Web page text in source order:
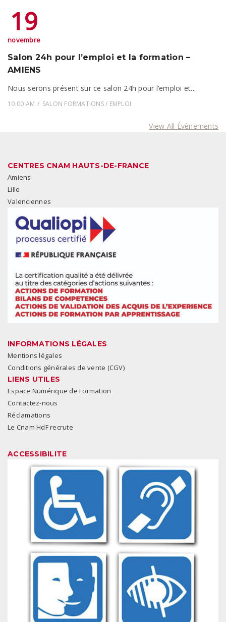
19
novembre
Salon 24h pour l’emploi et la formation –
AMIENS
Nous serons présent sur ce salon 24h pour l’emploi et...
10:00 AM SALON FORMATIONS / EMPLOI
View All Évènements
CENTRES CNAM HAUTS-DE-FRANCE
Amiens
Lille
Valenciennes
INFORMATIONS LÉGALES
Mentions légales
Conditions générales de vente (CGV)
LIENS UTILES
Espace Numérique de Formation
Contactez-nous
Réclamations
Le Cnam HdF recrute
ACCESSIBILITE